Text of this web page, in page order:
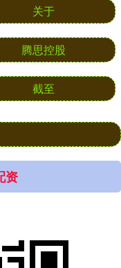
关于
腾思控股
截至
资